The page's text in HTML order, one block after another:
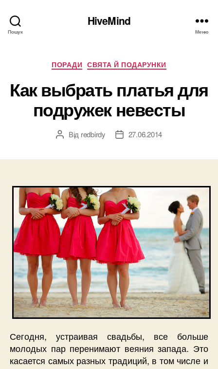
Пошук
HiveMind
Меню
Категорії
ПОРАДИ СВЯТА Й ПОДАРУНКИ
Как выбрать платья для
подружек невесты
Автор
Від redbirdy
Дата27.06.2014
Сегодня, устраивая свадьбы, все больше
молодых пар перенимают веяния запада. Это
касается самых разных традиций, в том числе и